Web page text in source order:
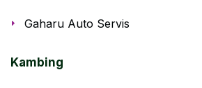
Gaharu Auto Servis
Kambing